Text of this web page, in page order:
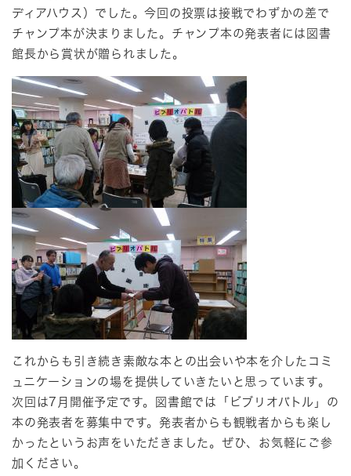
ディアハウス）でした。今回の投票は接戦でわずかの差で
チャンプ本が決まりました。チャンプ本の発表者には図書
館長から賞状が贈られました。
これからも引き続き素敵な本との出会いや本を介したコミ
ュニケーションの場を提供していきたいと思っています。
次回は7月開催予定です。図書館では「ビブリオバトル」の
本の発表者を募集中です。発表者からも観戦者からも楽し
かったというお声をいただきました。ぜひ、お気軽にご参
加ください。